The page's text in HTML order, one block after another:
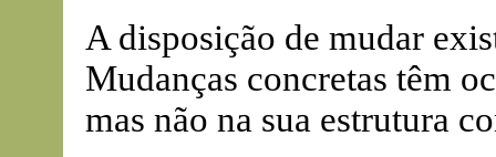
A disposição de mudar
Mudanças concretas têm
mas não na sua estrutura